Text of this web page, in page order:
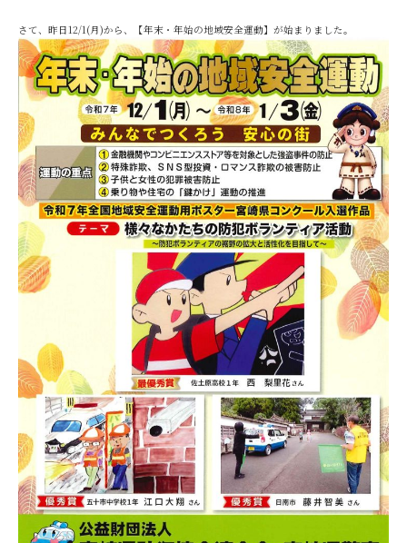
さて、昨日12/1(月)から、【年末・年始の地域安全運動】が始まりました。